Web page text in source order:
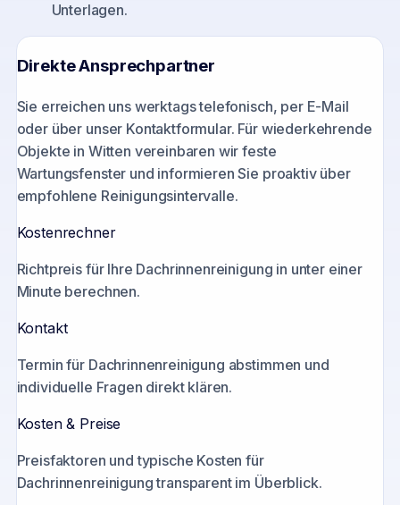
Unterlagen.
Direkte Ansprechpartner
Sie erreichen uns werktags telefonisch, per E-Mail
oder über unser Kontaktformular. Für wiederkehrende
Objekte in Witten vereinbaren wir feste
Wartungsfenster und informieren Sie proaktiv über
empfohlene Reinigungsintervalle.
Kostenrechner
Richtpreis für Ihre Dachrinnenreinigung in unter einer
Minute berechnen.
Kontakt
Termin für Dachrinnenreinigung abstimmen und
individuelle Fragen direkt klären.
Kosten & Preise
Preisfaktoren und typische Kosten für
Dachrinnenreinigung transparent im Überblick.